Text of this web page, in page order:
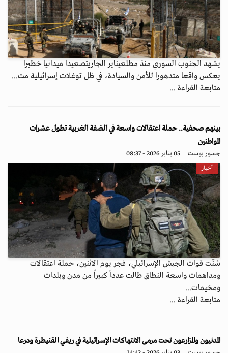
يشهد الجنوب السوري منذ مطلعيناير الجاريتصعيدا ميدانيا خطيرا
يعكس واقعا متدهورا للأمن والسيادة، في ظل توغلات إسرائيلية مت...
متابعة القراءة ...
بينهم صحفية.. حملة اعتقالات واسعة في الضفة الغربية تطول عشرات
المواطنين
جسور بوست 05 يناير 2026 - 08:37
أخبار
شنّت قوات الجيش الإسرائيلي، فجر يوم الاثنين، حملة اعتقالات
ومداهمات واسعة النطاق طالت عدداً كبيراً من مدن وبلدات
ومخيمات...
متابعة القراءة ...
المدنيون والمزارعون تحت مرمى الانتهاكات الإسرائيلية في ريفي القنيطرة ودرعا